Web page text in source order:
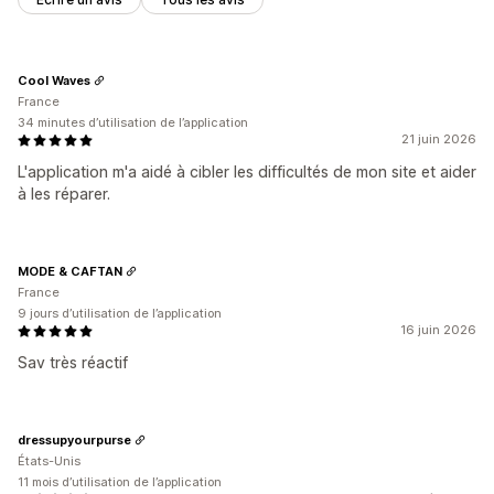
21 juin 2026
L'application m'a aidé à cibler les difficultés de mon site et aider
à les réparer.
Cool Waves
France
34 minutes d’utilisation de l’application
16 juin 2026
Sav très réactif
MODE & CAFTAN
France
9 jours d’utilisation de l’application
dressupyourpurse
États-Unis
11 mois d’utilisation de l’application